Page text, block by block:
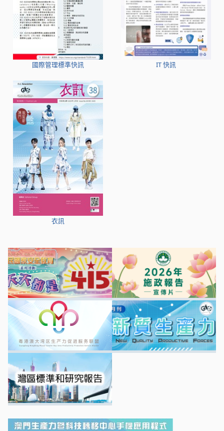
國際管理標準快訊 IT 快訊
衣訊